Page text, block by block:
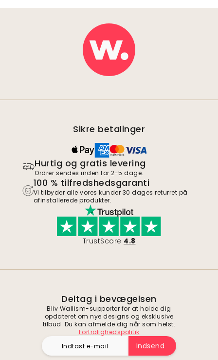
Sikre betalinger
Hurtig og gratis levering
Ordrer sendes inden for 2-5 dage.
100 % tilfredshedsgaranti
Vi tilbyder alle vores kunder 30 dages returret på
afinstallerede produkter.
TrustScore 4.8
Deltag i bevægelsen
Bliv Wallism-supporter for at holde dig
opdateret om nye designs og eksklusive
tilbud. Du kan afmelde dig når som helst.
Fortrolighedspolitik
Indsend